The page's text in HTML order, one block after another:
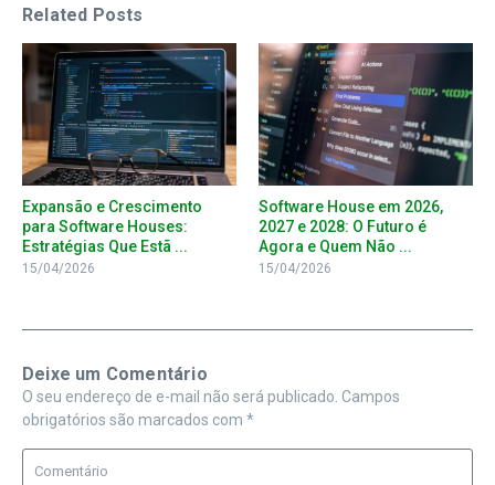
Related Posts
Expansão e Crescimento
para Software Houses:
Estratégias Que Estã ...
15/04/2026
Software House em 2026,
2027 e 2028: O Futuro é
Agora e Quem Não ...
15/04/2026
Deixe um Comentário
O seu endereço de e-mail não será publicado. Campos
obrigatórios são marcados com *